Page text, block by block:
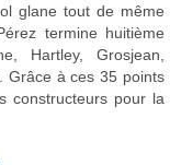
glane tout de même
termine huitième
Hartley, Grosjean,
Grâce à ces 35 points
constructeurs pour la